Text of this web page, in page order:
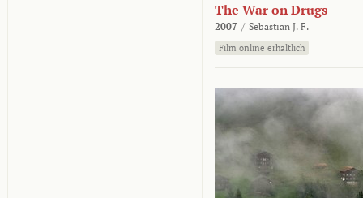
The War on Drugs
2007 / Sebastian J. F.
Film online erhältlich